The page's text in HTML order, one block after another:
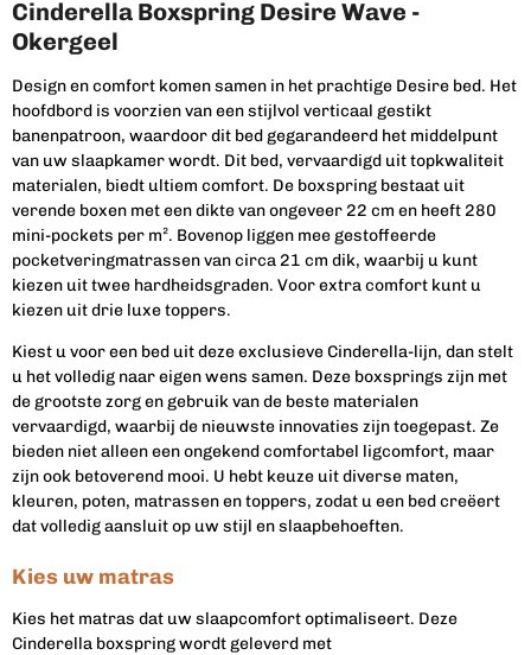
Cinderella Boxspring Desire Wave -
Okergeel
Design en comfort komen samen in het prachtige Desire bed. Het
hoofdbord is voorzien van een stijlvol verticaal gestikt
banenpatroon, waardoor dit bed gegarandeerd het middelpunt
van uw slaapkamer wordt. Dit bed, vervaardigd uit topkwaliteit
materialen, biedt ultiem comfort. De boxspring bestaat uit
verende boxen met een dikte van ongeveer 22 cm en heeft 280
mini-pockets per m². Bovenop liggen mee gestoffeerde
pocketveringmatrassen van circa 21 cm dik, waarbij u kunt
kiezen uit twee hardheidsgraden. Voor extra comfort kunt u
kiezen uit drie luxe toppers.
Kiest u voor een bed uit deze exclusieve Cinderella-lijn, dan stelt
u het volledig naar eigen wens samen. Deze boxsprings zijn met
de grootste zorg en gebruik van de beste materialen
vervaardigd, waarbij de nieuwste innovaties zijn toegepast. Ze
bieden niet alleen een ongekend comfortabel ligcomfort, maar
zijn ook betoverend mooi. U hebt keuze uit diverse maten,
kleuren, poten, matrassen en toppers, zodat u een bed creëert
dat volledig aansluit op uw stijl en slaapbehoeften.
Kies uw matras
Kies het matras dat uw slaapcomfort optimaliseert. Deze
Cinderella boxspring wordt geleverd met